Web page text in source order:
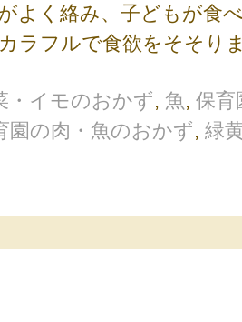
よく絡み、子どもが食
ラフルで食欲をそそり
・イモのおかず, 魚 , 保育
園の肉・魚のおかず, 緑